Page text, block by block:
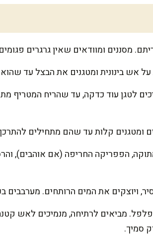
מסננים ומוודאים שאין גרגרים
אש בינונית ומטגנים את הבצל עד
לטגן עוד כדקה, עד שהריח המטריף
ומטגנים קלות עד שהם מתחילים
הפפריקה החריפה (אם אוהבים),
ויוצקים את המים הרותחים. מערבבים
סמיך.